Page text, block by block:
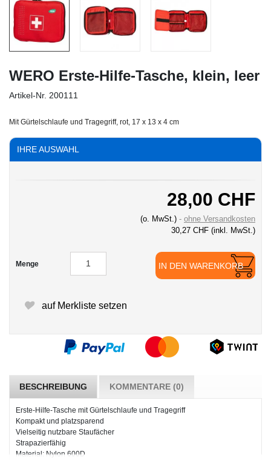
WERO Erste-Hilfe-Tasche, klein, leer
Artikel-Nr. 200111
Mit Gürtelschlaufe und Tragegriff, rot, 17 x 13 x 4 cm
IHRE AUSWAHL
28,00 CHF
(o. MwSt.)
ohne Versandkosten
30,27 CHF (inkl. MwSt.)
Menge IN DEN WARENKORB
auf Merkliste setzen
BESCHREIBUNG KOMMENTARE (0)
Erste-Hilfe-Tasche mit Gürtelschlaufe und Tragegriff
Kompakt und platzsparend
Vielseitig nutzbare Staufächer
Strapazierfähig
Material: Nylon 600D